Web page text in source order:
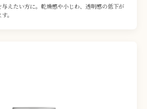
与えたい方に。乾燥感や小じわ、透明感の低下が
。